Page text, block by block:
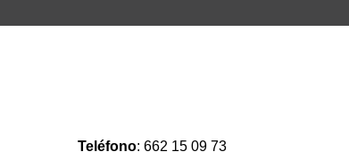
Teléfono: 662 15 09 73